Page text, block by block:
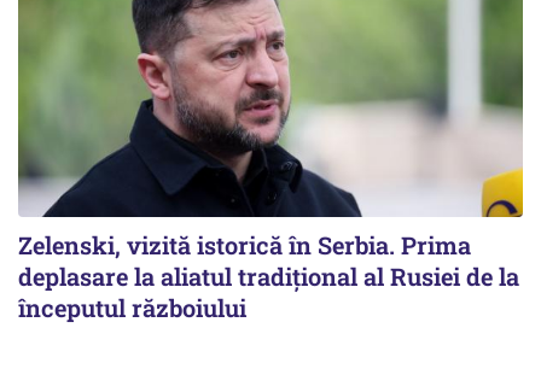
Zelenski, vizită istorică în Serbia. Prima
deplasare la aliatul tradițional al Rusiei de la
începutul războiului